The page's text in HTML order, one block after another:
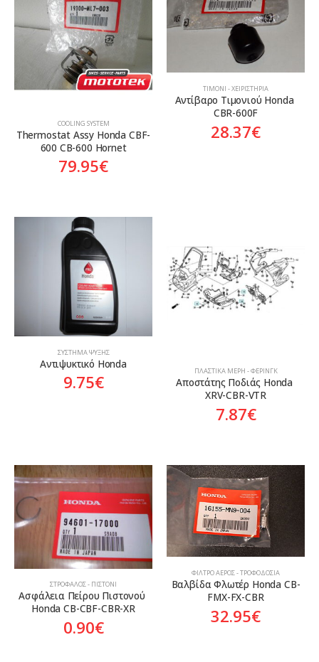
COOLING SYSTEM
Thermostat Assy Honda CBF-
600 CB-600 Hornet
79.95€
ΤΙΜΌΝΙ - ΧΕΙΡΙΣΤΉΡΙΑ
Αντίβαρο Τιμονιού Honda
CBR-600F
28.37€
ΣΎΣΤΗΜΑ ΨΎΞΗΣ
Αντιψυκτικό Honda
9.75€
ΠΛΑΣΤΙΚΆ ΜΈΡΗ - ΦΈΡΙΝΓΚ
Αποστάτης Ποδιάς Honda
XRV-CBR-VTR
7.87€
ΣΤΡΌΦΑΛΟΣ - ΠΙΣΤΌΝΙ
Ασφάλεια Πείρου Πιστονού
Honda CB-CBF-CBR-XR
0.90€
ΦΊΛΤΡΟ ΑΈΡΟΣ - ΤΡΟΦΟΔΟΣΊΑ
Βαλβίδα Φλωτέρ Honda CB-
FMX-FX-CBR
32.95€